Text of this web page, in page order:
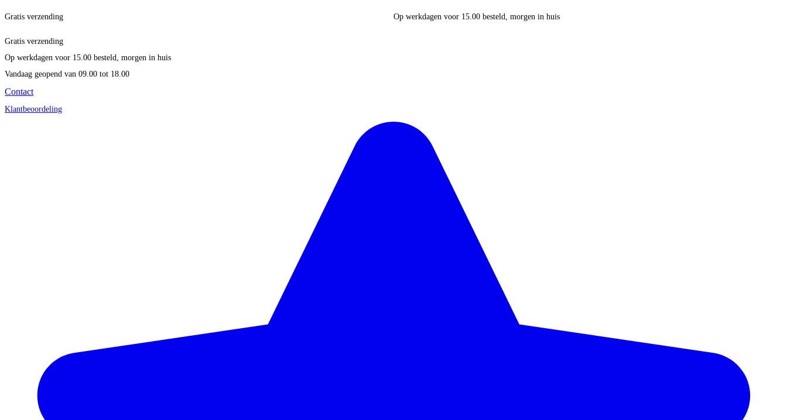
Gratis verzending Op werkdagen voor 15.00 besteld, morgen in huis
Gratis verzending
Op werkdagen voor 15.00 besteld, morgen in huis
Vandaag geopend van 09.00 tot 18.00
Contact
Klantbeoordeling